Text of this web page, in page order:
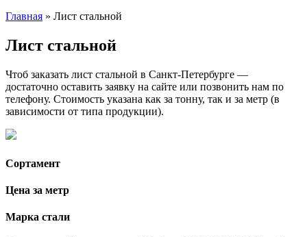
Главная » Лист стальной
Лист стальной
Чтоб заказать лист стальной в Санкт-Петербурге —
достаточно оставить заявку на сайте или позвонить нам по
телефону. Стоимость указана как за тонну, так и за метр (в
зависимости от типа продукции).
Сортамент
Цена за метр
Марка стали